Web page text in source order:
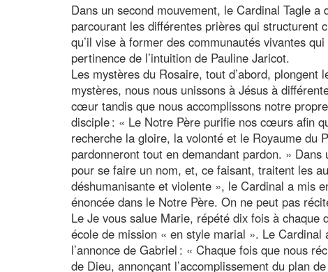
Dans un second mouvement, le Cardinal Tagle
parcourant les différentes prières qui structurent
qu’il vise à former des communautés vivantes
pertinence de l’intuition de Pauline Jaricot.
Les mystères du Rosaire, tout d’abord,
mystères, nous nous unissons à Jésus à
cœur tandis que nous accomplissons notre
disciple : « Le Notre Père purifie nos cœurs afin
recherche la gloire, la volonté et le Royaume
pardonneront tout en demandant pardon. »
pour se faire un nom, et, ce faisant, traitent les
déshumanisante et violente », le Cardinal a mis
énoncée dans le Notre Père. On ne peut pas
Le Je vous salue Marie, répété dix fois à
école de mission « en style marial ». Le
l’annonce de Gabriel : « Chaque fois que nous
de Dieu, annonçant l’accomplissement du plan